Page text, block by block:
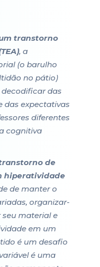
transtorno
, a
(o barulho
no pátio)
decodificar das
das expectativas
diferentes
cognitiva
de
hiperatividade
de manter o
organizar-
seu material e
em um
é um desafio
é uma